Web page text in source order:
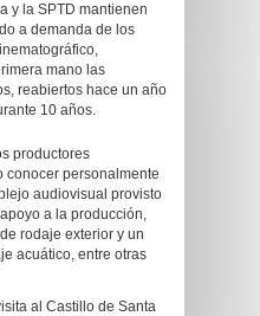
y la SPTD mantienen
a demanda de los
mano las
reabiertos hace un año
10 años.
productores
conocer personalmente
audiovisual provisto
a la producción,
rodaje exterior y un
acuático, entre otras
al Castillo de Santa